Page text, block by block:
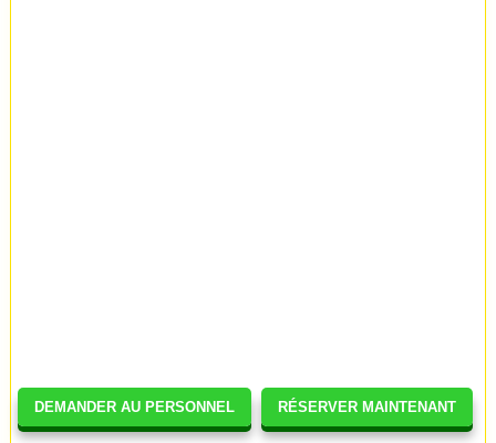
DEMANDER AU PERSONNEL RÉSERVER MAINTENANT